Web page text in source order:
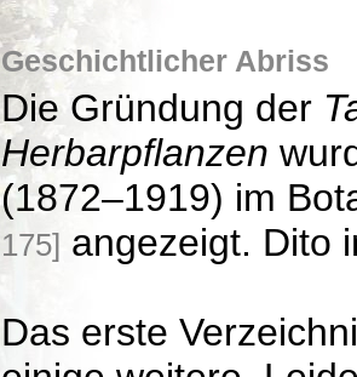
Geschichtlicher Abriss
Die Gründung der
Herbarpflanzen
(1872–1919) im
175] angezeigt. Dito
Das erste